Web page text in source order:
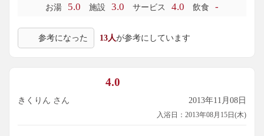
お湯 5.0 施設 3.0 サービス 4.0 飲食 -
参考になった 13人が参考にしています
4.0
きくりん さん 2013年11月08日
入浴日：2013年08月15日(木)